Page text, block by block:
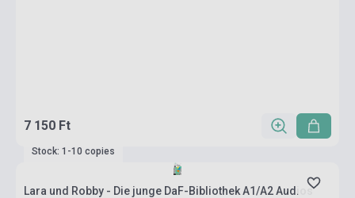
7 150 Ft
Stock: 1-10 copies
Lara und Robby - Die junge DaF-Bibliothek A1/A2 Audios